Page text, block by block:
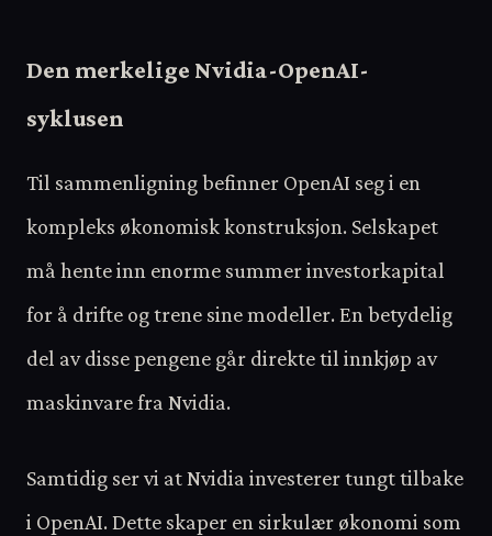
Den merkelige Nvidia-OpenAI-
syklusen
Til sammenligning befinner OpenAI seg i en
kompleks økonomisk konstruksjon. Selskapet
må hente inn enorme summer investorkapital
for å drifte og trene sine modeller. En betydelig
del av disse pengene går direkte til innkjøp av
maskinvare fra Nvidia.
Samtidig ser vi at Nvidia investerer tungt tilbake
i OpenAI. Dette skaper en sirkulær økonomi som